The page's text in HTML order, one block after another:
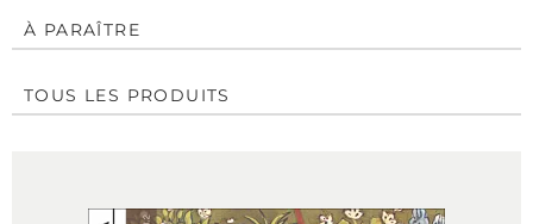
À PARAÎTRE
TOUS LES PRODUITS